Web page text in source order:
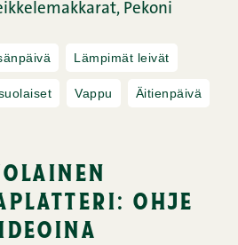
Pekoni
Lämpimät leivät
Vappu Äitienpäivä
ohje